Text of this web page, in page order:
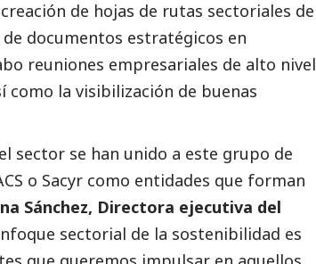
de hojas de rutas sectoriales de
documentos estratégicos en
reuniones empresariales de alto nivel
la visibilización de buenas
sector se han unido a este grupo de
o Sacyr como entidades que forman
Sánchez, Directora ejecutiva del
sectorial de la sostenibilidad es